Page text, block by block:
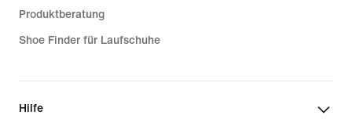
Produktberatung
Shoe Finder für Laufschuhe
Hilfe